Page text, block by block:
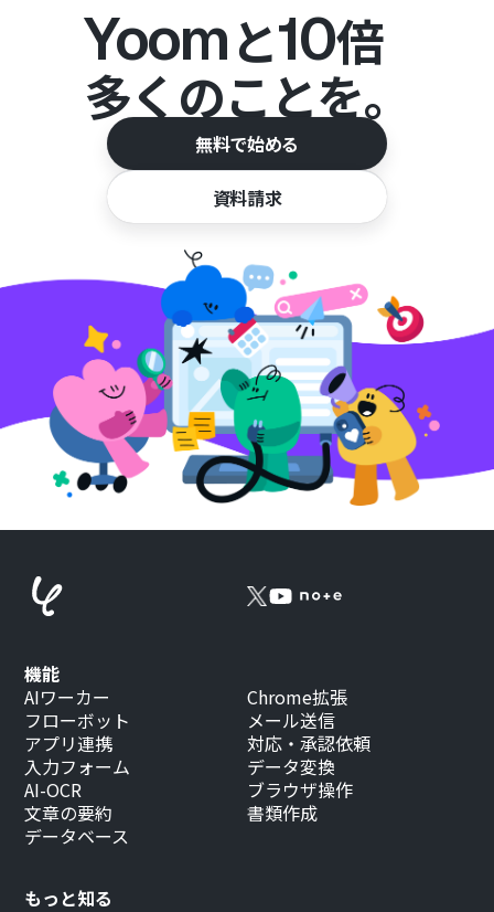
Yoomと10倍
多くのことを。
無料で始める
資料請求
もっと知る
機能
AIワーカー
フローボット
アプリ連携
入力フォーム
AI-OCR
文章の要約
データベース
Chrome拡張
メール送信
対応・承認依頼
データ変換
ブラウザ操作
書類作成